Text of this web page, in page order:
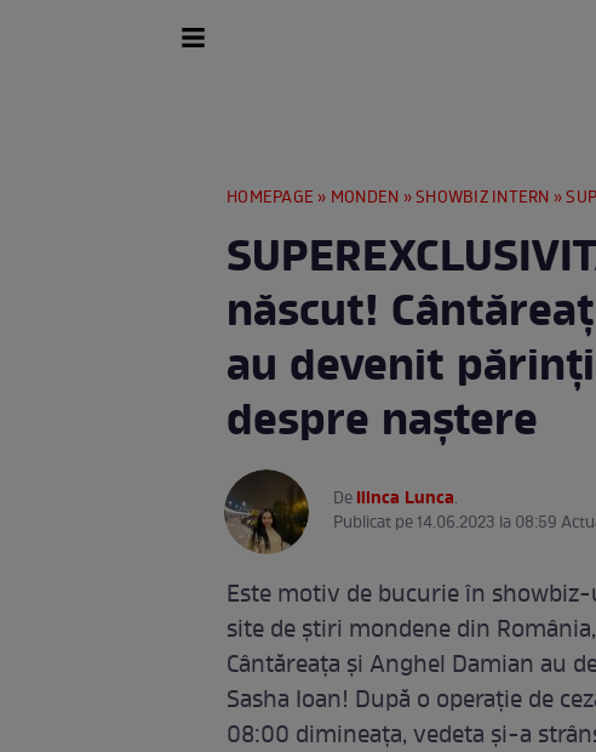
HOMEPAGE » MONDEN »SHOWBIZ INTERN »
născut!
au devenit
despre naștere
DeIlinca Lunca.
Publicat pe 14.06.2023 la 08:59
Este motiv de bucurie în
site de știri mondene din
Cântăreața și Anghel Damian au
Sasha Ioan! După o operație de
08:00 dimineața, vedeta și-a